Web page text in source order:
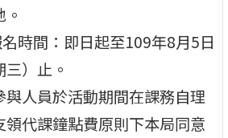
時間：即日起至109年8月5日
三）止。
與人員於活動期間在課務自理
領代課鐘點費原則下本局同意